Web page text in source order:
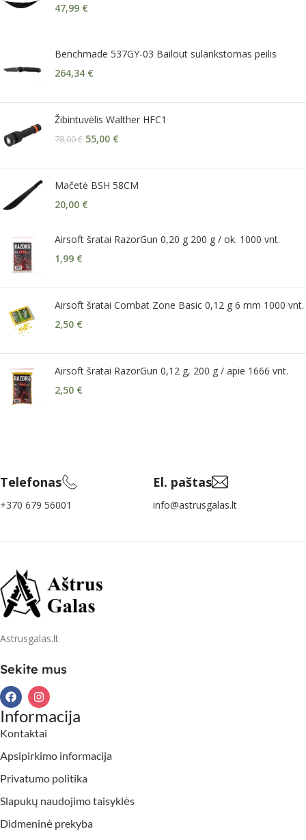
47,99 €
Benchmade 537GY-03 Bailout sulankstomas peilis
264,34 €
Žibintuvėlis Walther HFC1
78,00€ 55,00 €
Mačetė BSH 58CM
20,00 €
Airsoft šratai RazorGun 0,20 g 200 g / ok. 1000 vnt.
1,99 €
Airsoft šratai Combat Zone Basic 0,12 g 6 mm 1000 vnt.
2,50 €
Airsoft šratai RazorGun 0,12 g, 200 g / apie 1666 vnt.
2,50 €
Telefonas
+370 679 56001
El. paštas
info@astrusgalas.lt
Astrusgalas.lt
Sekite mus
Informacija
Kontaktai
Apsipirkimo informacija
Privatumo politika
Slapukų naudojimo taisyklės
Didmeninė prekyba